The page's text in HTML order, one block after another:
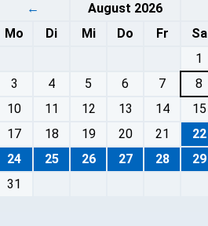
← August 2026
Mo
Di Mi Do Fr Sa
1
3
4 5 6 7 8
10
11 12 13 14 15
17
18 19 20 21 22
24
25 26 27 28 29
31